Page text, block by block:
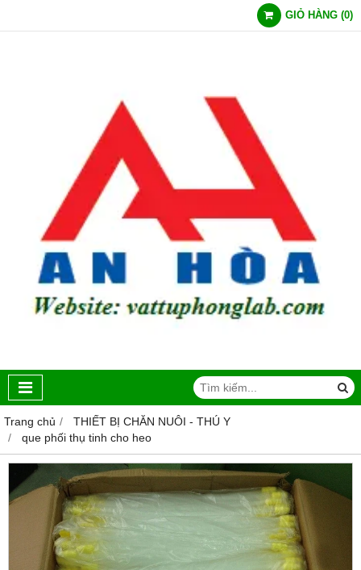
GIỎ HÀNG (0)
Trang chủ
THIẾT BỊ CHĂN NUÔI - THÚ Y
que phối thụ tinh cho heo